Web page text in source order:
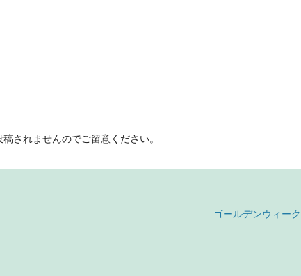
されませんのでご留意ください。
ゴールデンウィーク